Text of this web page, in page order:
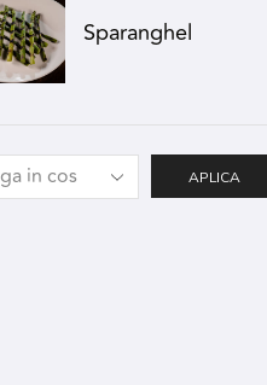
Sparanghel
APLICA